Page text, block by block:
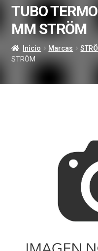
Empresa
Productos
Marcas
Descargas
Contacto
TUBO
MM STRÖM
Inicio Marcas
STRÖM